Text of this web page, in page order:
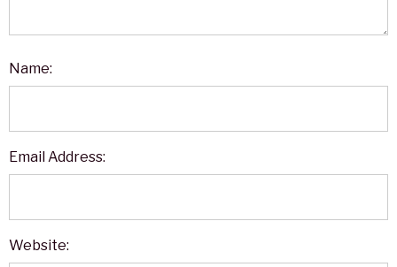
Name:
Email Address:
Website: